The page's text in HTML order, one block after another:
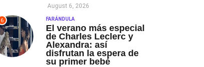
August 6, 2026
6 FARÁNDULA
El verano más especial
de Charles Leclerc y
Alexandra: así
disfrutan la espera de
su primer bebé